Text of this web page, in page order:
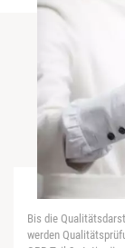
Bis die
werden